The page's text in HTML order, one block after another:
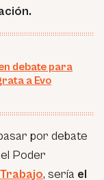
debate para
a Evo
por debate
Poder
, sería el